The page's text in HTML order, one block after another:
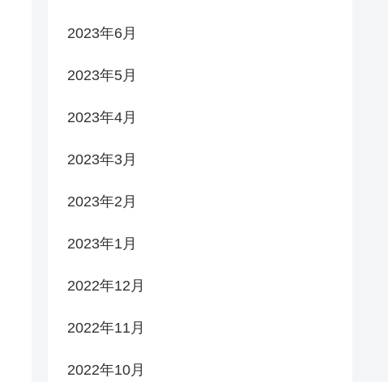
2023年6月
2023年5月
2023年4月
2023年3月
2023年2月
2023年1月
2022年12月
2022年11月
2022年10月